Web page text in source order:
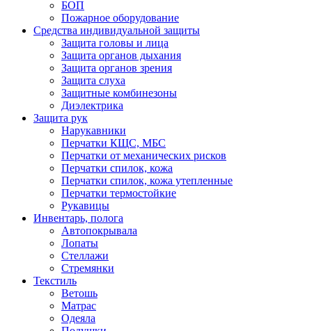
БОП
Пожарное оборудование
Средства индивидуальной защиты
Защита головы и лица
Защита органов дыхания
Защита органов зрения
Защита слуха
Защитные комбинезоны
Диэлектрика
Защита рук
Нарукавники
Перчатки КЩС, МБС
Перчатки от механических рисков
Перчатки спилок, кожа
Перчатки спилок, кожа утепленные
Перчатки термостойкие
Рукавицы
Инвентарь, полога
Автопокрывала
Лопаты
Стеллажи
Стремянки
Текстиль
Ветошь
Матрас
Одеяла